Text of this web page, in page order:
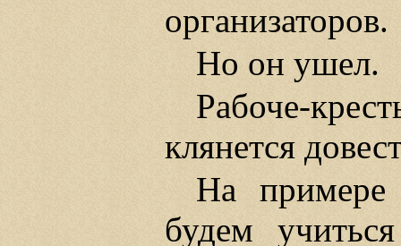
организаторов.
Но он ушел.
Рабоче-
клянется
На
будем